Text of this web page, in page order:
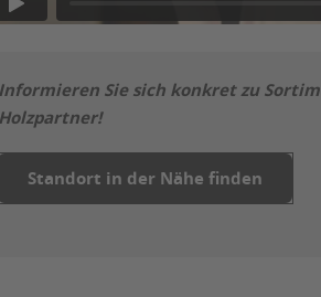
Sie sich konkret zu
Standort in der Nähe finden